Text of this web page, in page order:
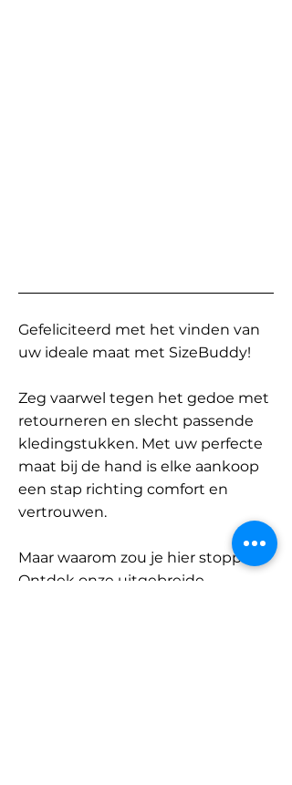
Gefeliciteerd met het vinden van
uw ideale maat met SizeBuddy!
Zeg vaarwel tegen het gedoe met
retourneren en slecht passende
kledingstukken. Met uw perfecte
maat bij de hand is elke aankoop
een stap richting comfort en
vertrouwen.
Maar waarom zou je hier stoppen?
Ontdek onze uitgebreide